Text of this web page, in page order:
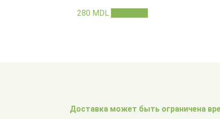
280 MDL
Доставка может быть ограничена